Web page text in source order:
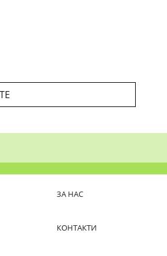
ЗА НАС
КОНТАКТИ